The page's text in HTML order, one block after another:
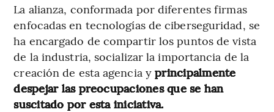
La alianza, conformada por diferentes firmas
enfocadas en tecnologías de ciberseguridad, se
ha encargado de compartir los puntos de vista
de la industria, socializar la importancia de la
creación de esta agencia y principalmente
despejar las preocupaciones que se han
suscitado por esta iniciativa.